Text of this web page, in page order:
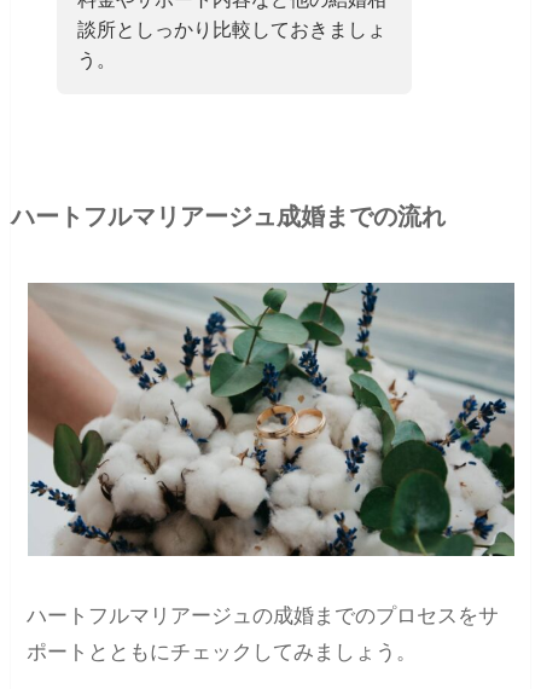
談所としっかり比較しておきましょ
う。
ハートフルマリアージュ成婚までの流れ
ハートフルマリアージュの成婚までのプロセスをサ
ポートとともにチェックしてみましょう。